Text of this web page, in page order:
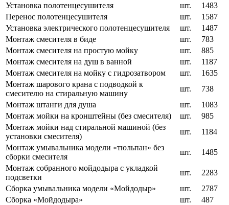
Установка полотенцесушителя
шт.
1483
Перенос полотенцесушителя
шт.
1587
Установка электрического полотенцесушителя
шт.
1487
Монтаж смесителя в биде
шт.
783
Монтаж смесителя на простую мойку
шт.
885
Монтаж смесителя на душ в ванной
шт.
1187
Монтаж смесителя на мойку с гидрозатвором
шт.
1635
Монтаж шарового крана с подводкой к
смесителю на стиральную машину
шт.
738
Монтаж штанги для душа
шт.
1083
Монтаж мойки на кронштейны (без смесителя)
шт.
985
Монтаж мойки над стиральной машиной (без
установки смесителя)
шт.
1184
Монтаж умывальника модели «тюльпан» без
сборки смесителя
шт.
1485
Монтаж собранного мойдодыра с укладкой
подсветки
шт.
2283
Сборка умывальника модели «Мойдодыр»
шт.
2787
Сборка «Мойдодыра»
шт.
487